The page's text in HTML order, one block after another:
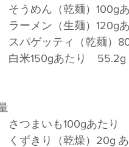
乾麺）80gあ
たり　55.2g
あたり　
くず